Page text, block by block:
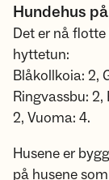
Hundehus
Det er nå
hyttetun:
Blåkollkoia: 2,
Ringvassbu: 2,
2, Vuoma: 4.
Husene er
på husene